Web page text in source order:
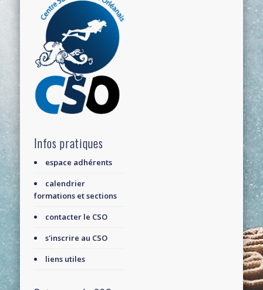
Infos pratiques
espace adhérents
calendrier
formations et sections
contacter le CSO
s'inscrire au CSO
liens utiles